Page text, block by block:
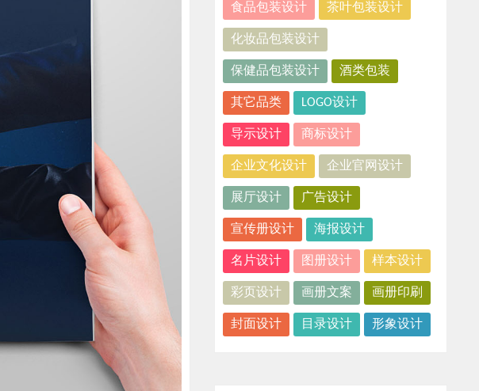
食品包装设计 茶叶包装设计
化妆品包装设计
保健品包装设计 酒类包装
其它品类 LOGO设计
导示设计 商标设计
企业文化设计 企业官网设计
展厅设计 广告设计
宣传册设计 海报设计
名片设计 图册设计 样本设计
彩页设计 画册文案 画册印刷
封面设计 目录设计 形象设计